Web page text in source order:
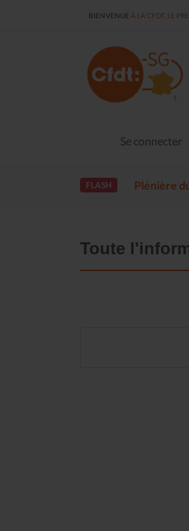
BIENVENUE À LA CFDT, LE
Se connecter
FLASH Plénière
Toute